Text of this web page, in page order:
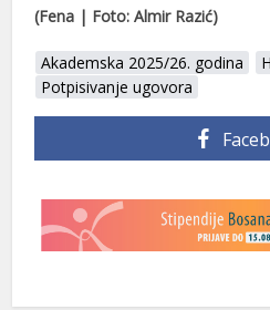
(Fena | Foto: Almir Razić)
Akademska 2025/26. godina
Potpisivanje ugovora